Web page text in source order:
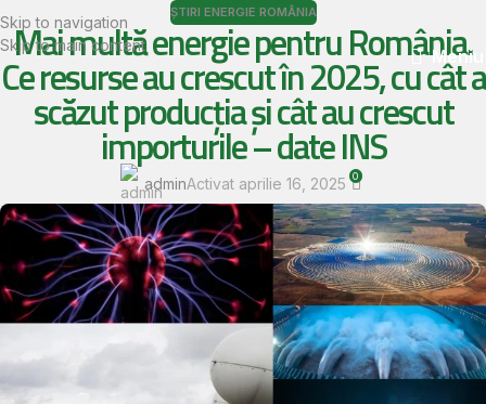
Skip to navigation
Skip to main content
Meniu
ȘTIRI ENERGIE ROMÂNIA
Mai multă energie pentru România.
Ce resurse au crescut în 2025, cu cât a
scăzut producţia şi cât au crescut
importurile – date INS
adminActivat aprilie 16, 2025 0